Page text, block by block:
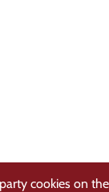
cookies on